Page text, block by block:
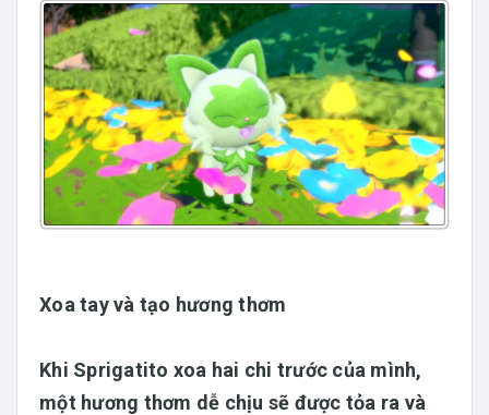
Xoa tay và tạo hương thơm
Khi Sprigatito xoa hai chi trước của mình,
một hương thơm dễ chịu sẽ được tỏa ra và